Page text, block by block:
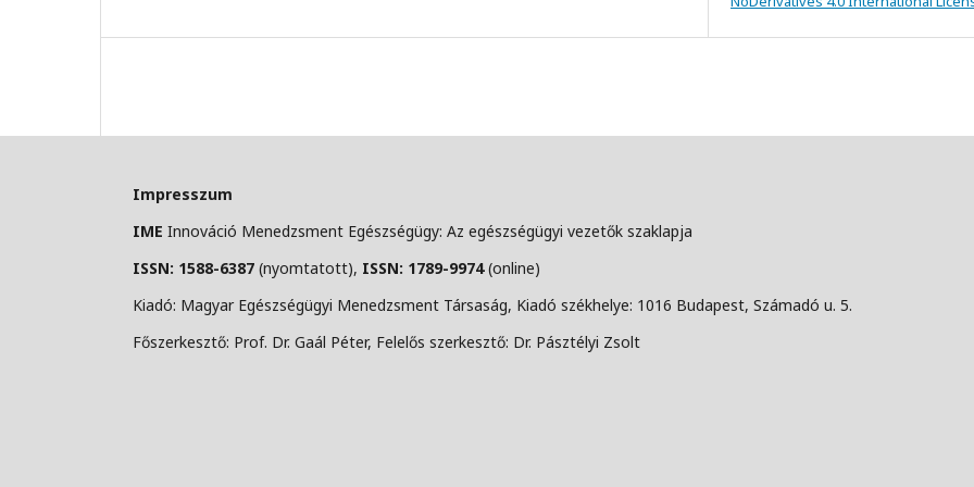
Impresszum
IME Innováció Menedzsment Egészségügy: Az egészségügyi vezetők szaklapja
ISSN: 1588-6387 (nyomtatott), ISSN: 1789-9974(online)
Kiadó: Magyar Egészségügyi Menedzsment Társaság, Kiadó székhelye: 1016 Budapest, Számadó u. 5.
Főszerkesztő: Prof. Dr. Gaál Péter, Felelős szerkesztő: Dr. Pásztélyi Zsolt